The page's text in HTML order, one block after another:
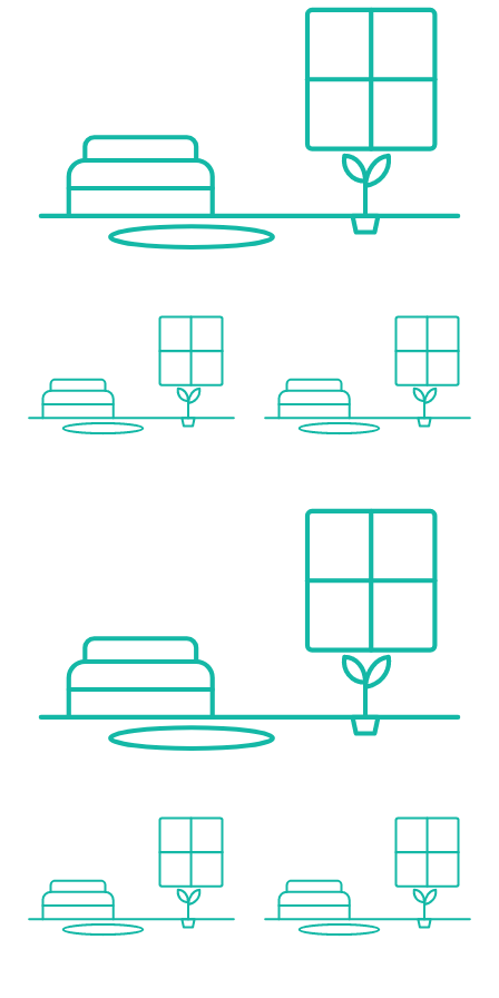
Bank <1.000m
Post <1.500m
Polizei <750m
Autobahnanschluss <2.000m
Angaben Entfernung Luftlinie / Quelle: OpenStreetMap